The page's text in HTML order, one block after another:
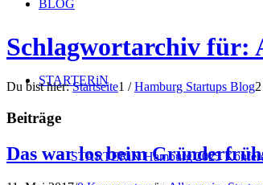
BLOG
STARTERiN
STARTERiN Hamburg 2025
Schlagwortarchiv für:
Du bist hier: Startseite1 / Hamburg Startups Blog2
Beiträge
Das war los beim